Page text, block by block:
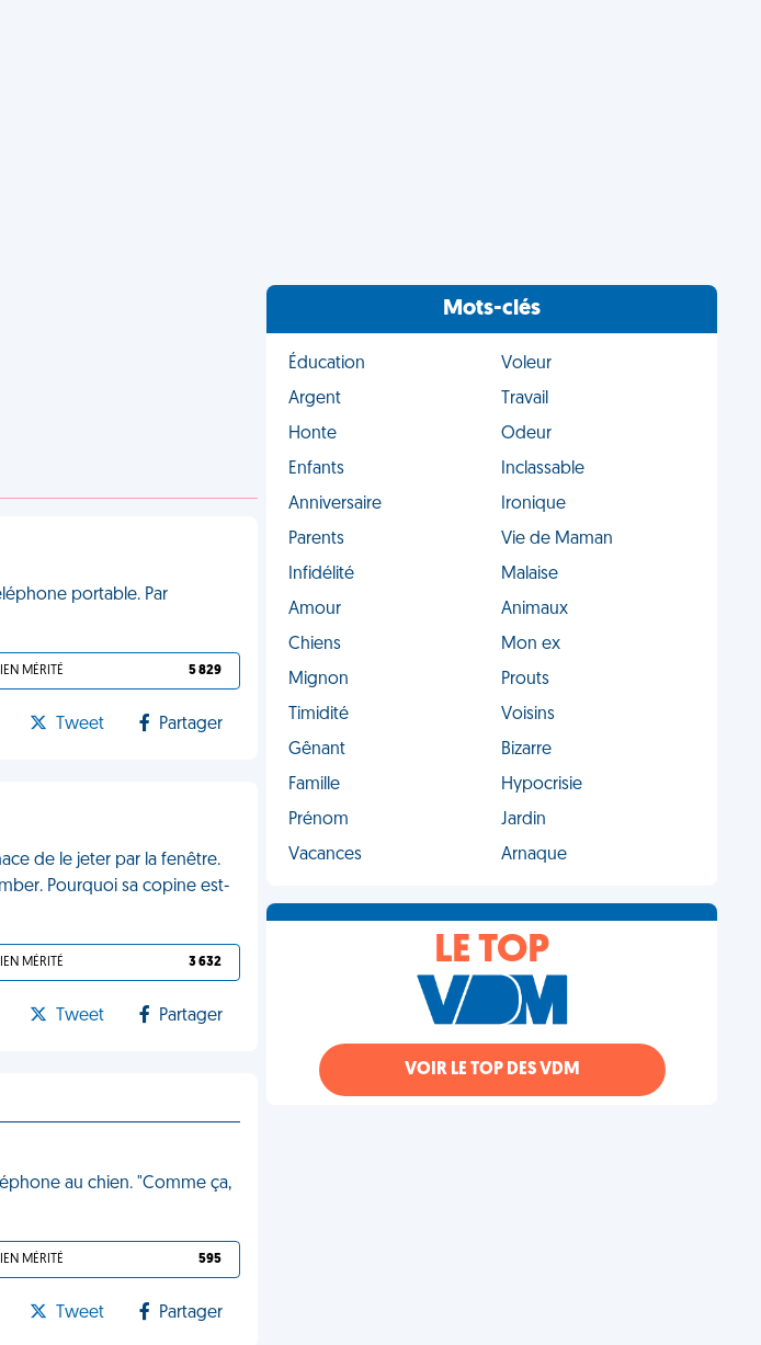
portable. Par
MÉRITÉ 5 829
Tweet Partager
de le jeter par la fenêtre.
Pourquoi sa copine est-
MÉRITÉ 3 632
Tweet Partager
au chien. "Comme ça,
MÉRITÉ 595
Tweet Partager
Mots-clés
Éducation
Voleur
Argent
Travail
Honte
Odeur
Enfants
Inclassable
Anniversaire
Ironique
Parents
Vie de Maman
Infidélité
Malaise
Amour
Animaux
Chiens
Mon ex
Mignon
Prouts
Timidité
Voisins
Gênant
Bizarre
Famille
Hypocrisie
Prénom
Jardin
Vacances
Arnaque
LE TOP
VOIR LE TOP DES VDM